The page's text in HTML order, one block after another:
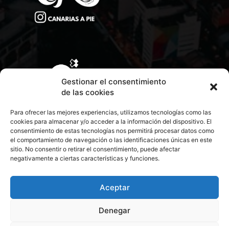
Gestionar el consentimiento
de las cookies
Para ofrecer las mejores experiencias, utilizamos tecnologías como las
cookies para almacenar y/o acceder a la información del dispositivo. El
consentimiento de estas tecnologías nos permitirá procesar datos como
el comportamiento de navegación o las identificaciones únicas en este
sitio. No consentir o retirar el consentimiento, puede afectar
negativamente a ciertas características y funciones.
Aceptar
Denegar
CONTACTA CON NOSOTROS